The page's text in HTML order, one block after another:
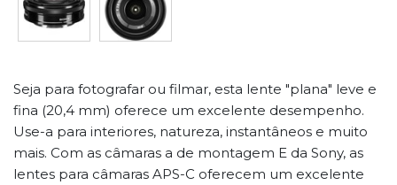
Seja para fotografar ou filmar, esta lente "plana" leve e
fina (20,4 mm) oferece um excelente desempenho.
Use-a para interiores, natureza, instantâneos e muito
mais. Com as câmaras a de montagem E da Sony, as
lentes para câmaras APS-C oferecem um excelente